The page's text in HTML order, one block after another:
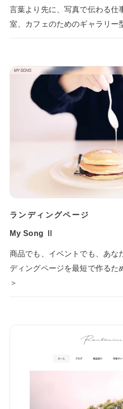
言葉より先に、写真で伝わる仕
室、カフェのためのギャラリー
ランディングページ
My Song Ⅱ
商品でも、イベントでも、あな
ディングページを最短で作るた
＞